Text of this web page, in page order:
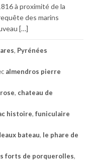
à proximité de la
des marins
[…]
, Pyrénées
almendros pierre
, chateau de
histoire, funiculaire
bateau, le phare de
forts de porquerolles,